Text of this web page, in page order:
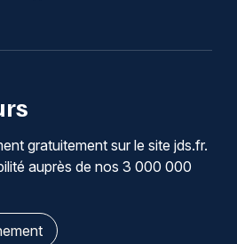
gratuitement sur le site jds.fr.
auprès de nos 3 000 000